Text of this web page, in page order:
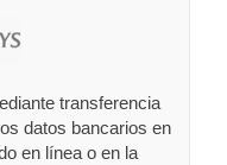
transferencia
datos bancarios en
en línea o en la